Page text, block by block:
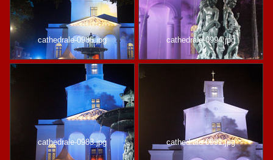
cathedrale-0986.jpg cathedrale-0994.jpg
cathedrale-0983.jpg cathedrale-0991.jpg